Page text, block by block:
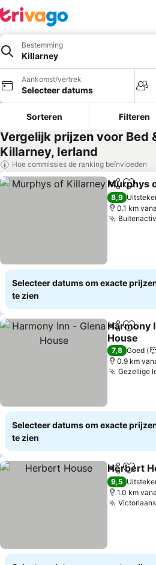
Bestemming
Killarney
Aankomst/vertrek
Selecteer datums
Sorteren Filteren
Vergelijk prijzen voor Bed
Killarney, Ierland
Hoe commissies de ranking beïnvloeden
Delen
Murphys
8,9
0.1 km
Selecteer datums om exacte
te zien
Delen
Harmony
House
7,8 Goed
0.9 km
Gezellige
Selecteer datums om exacte
te zien
Delen
Herbert
9,5
1.0 km